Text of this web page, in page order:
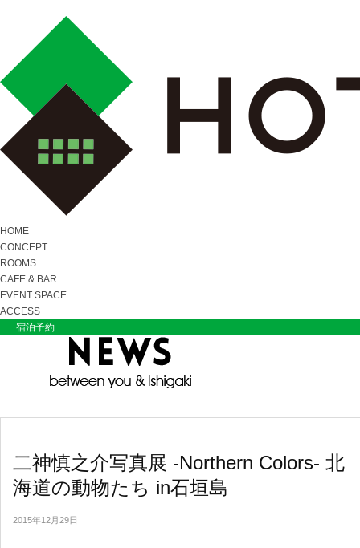
HOME
CONCEPT
ROOMS
CAFE & BAR
EVENT SPACE
ACCESS
宿泊予約
二神慎之介写真展 -Northern Colors- 北
海道の動物たち in石垣島
2015年12月29日